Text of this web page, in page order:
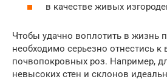
в качестве живых
Чтобы удачно воплотить в жизнь
необходимо серьезно отнестись к
почвопокровных роз. Например,
невысоких стен и склонов